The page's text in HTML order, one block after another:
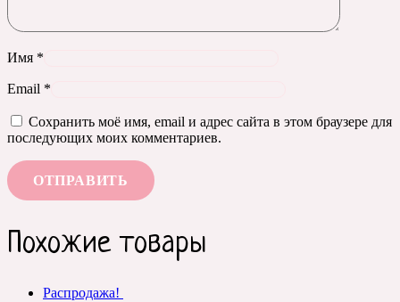
Имя *
Email *
Сохранить моё имя, email и адрес сайта в этом браузере для
последующих моих комментариев.
Похожие товары
Распродажа!